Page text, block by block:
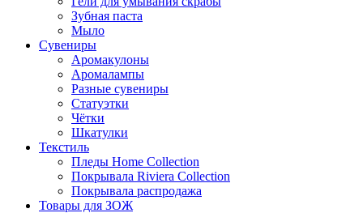
Зубная паста
Мыло
Сувениры
Аромакулоны
Аромалампы
Разные сувениры
Статуэтки
Чётки
Шкатулки
Текстиль
Пледы Home Collection
Покрывала Riviera Collection
Покрывала распродажа
Товары для ЗОЖ